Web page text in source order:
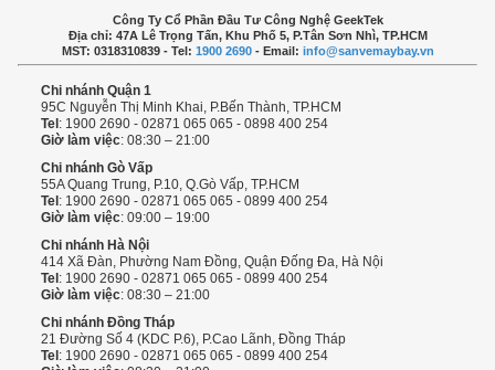
Công Ty Cổ Phần Đầu Tư Công Nghệ GeekTek
Địa chỉ: 47A Lê Trọng Tấn, Khu Phố 5, P.Tân Sơn Nhì, TP.HCM
MST: 0318310839 - Tel: 1900 2690- Email: info@sanvemaybay.vn
Chi nhánh Quận 1
95C Nguyễn Thị Minh Khai, P.Bến Thành, TP.HCM
Tel: 1900 2690 - 02871 065 065 - 0898 400 254
Giờ làm việc: 08:30 – 21:00
Chi nhánh Gò Vấp
55A Quang Trung, P.10, Q.Gò Vấp, TP.HCM
Tel: 1900 2690 - 02871 065 065 - 0899 400 254
Giờ làm việc: 09:00 – 19:00
Chi nhánh Hà Nội
414 Xã Đàn, Phường Nam Đồng, Quận Đống Đa, Hà Nội
Tel: 1900 2690 - 02871 065 065 - 0899 400 254
Giờ làm việc: 08:30 – 21:00
Chi nhánh Đồng Tháp
21 Đường Số 4 (KDC P.6), P.Cao Lãnh, Đồng Tháp
Tel: 1900 2690 - 02871 065 065 - 0899 400 254